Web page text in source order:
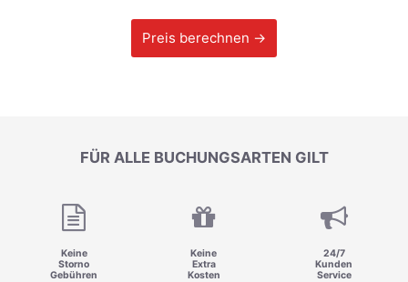
Preis berechnen →
FÜR ALLE BUCHUNGSARTEN GILT
Keine
Storno
Gebühren
Keine
Extra
Kosten
24/7
Kunden
Service